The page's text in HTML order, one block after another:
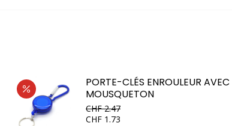
PORTE-CLÉS ENROULEUR AVEC
MOUSQUETON
CHF2.47
CHF 1.73